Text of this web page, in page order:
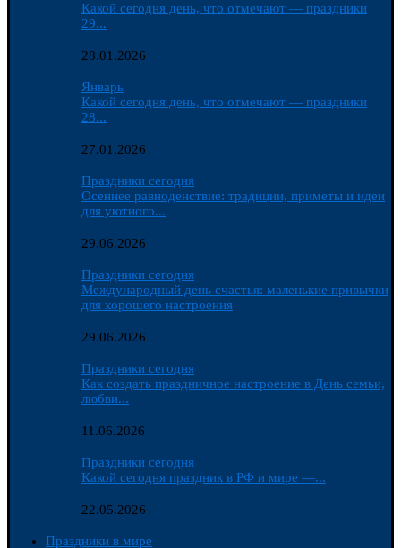
Какой сегодня день, что отмечают — праздники
29...
28.01.2026
Январь
Какой сегодня день, что отмечают — праздники
28...
27.01.2026
Праздники сегодня
Осеннее равноденствие: традиции, приметы и идеи
для уютного...
29.06.2026
Праздники сегодня
Международный день счастья: маленькие привычки
для хорошего настроения
29.06.2026
Праздники сегодня
Как создать праздничное настроение в День семьи,
любви...
11.06.2026
Праздники сегодня
Какой сегодня праздник в РФ и мире —...
22.05.2026
Праздники в мире